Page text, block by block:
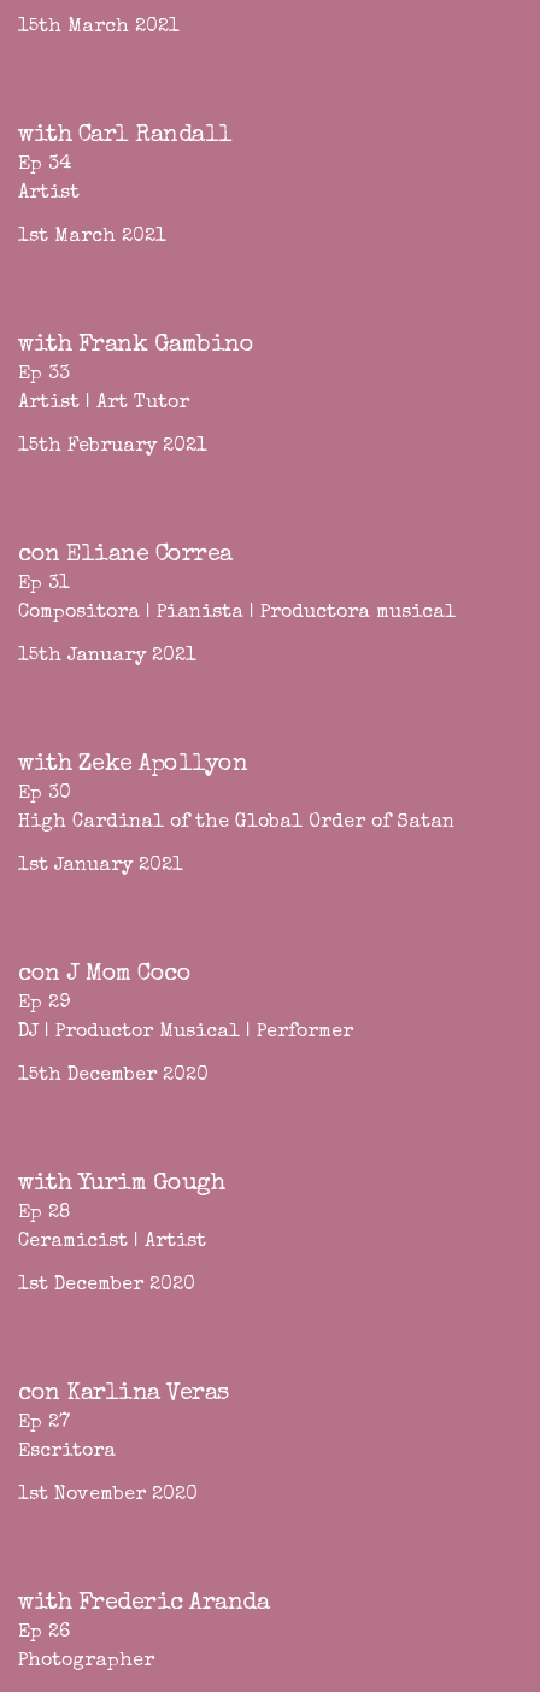
15th March 2021
with Carl Randall
Ep 34
Artist
1st March 2021
with Frank Gambino
Ep 33
Artist | Art Tutor
15th February 2021
con Eliane Correa
Ep 31
Compositora | Pianista | Productora musical
15th January 2021
with Zeke Apollyon
Ep 30
High Cardinal of the Global Order of Satan
1st January 2021
con J Mom Coco
Ep 29
DJ | Productor Musical | Performer
15th December 2020
with Yurim Gough
Ep 28
Ceramicist | Artist
1st December 2020
con Karlina Veras
Ep 27
Escritora
1st November 2020
with Frederic Aranda
Ep 26
Photographer